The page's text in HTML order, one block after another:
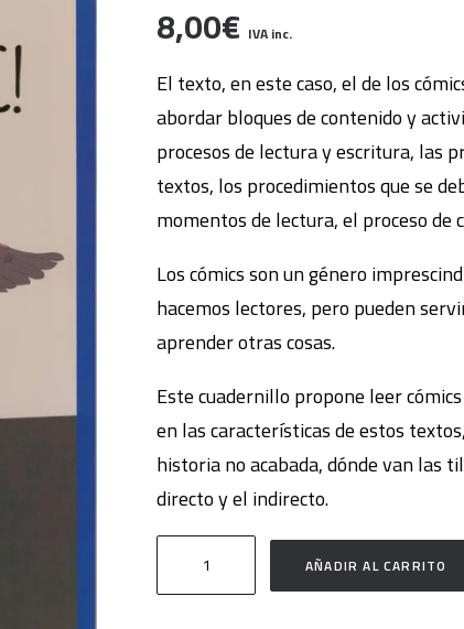
8,00€ IVA inc.
El texto, en este caso, el de los
abordar bloques de contenido y
procesos de lectura y escritura, las
textos, los procedimientos que se
momentos de lectura, el proceso de
Los cómics son un género
hacemos lectores, pero pueden
aprender otras cosas.
Este cuadernillo propone leer
en las características de estos
historia no acabada, dónde van las
directo y el indirecto.
pásame
AÑADIR AL CARRITO